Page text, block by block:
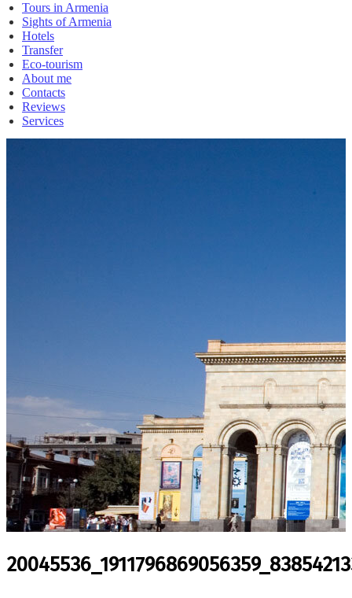
Tours in Armenia
Sights of Armenia
Hotels
Transfer
Eco-tourism
About me
Contacts
Reviews
Services